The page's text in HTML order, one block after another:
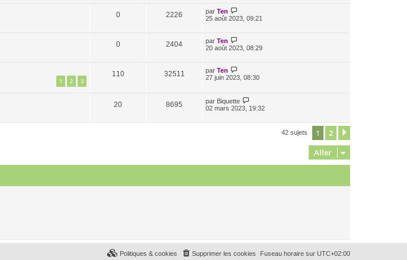
0 2226 par Ten
25 août 2023, 09:21
0 2404 par Ten
20 août 2023, 08:29
1 2 3
110 32511 par Ten
27 juin 2023, 08:30
20 8695 par Biquette
02 mars 2023, 19:32
42 sujets 1 2
Aller
Fuseau horaire sur UTC+02:00
Supprimer les cookies
Politiques & cookies